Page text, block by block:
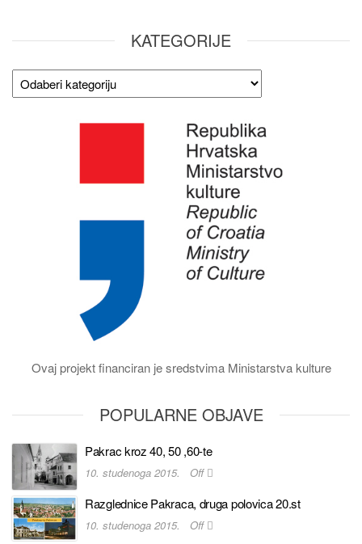
KATEGORIJE
Ovaj projekt financiran je sredstvima Ministarstva kulture
POPULARNE OBJAVE
Pakrac kroz 40, 50 ,60-te
10. studenoga 2015. Off
Razglednice Pakraca, druga polovica 20.st
10. studenoga 2015. Off